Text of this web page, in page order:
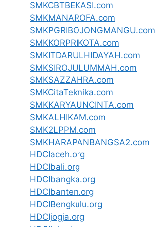
SMKCBTBEKASI.com
SMKMANAROFA.com
SMKPGRIBOJONGMANGU.com
SMKKORPRIKOTA.com
SMKITDARULHIDAYAH.com
SMKSIROJULUMMAH.com
SMKSAZZAHRA.com
SMKCitaTeknika.com
SMKKARYAUNCINTA.com
SMKALHIKAM.com
SMK2LPPM.com
SMKHARAPANBANGSA2.com
HDCIaceh.org
HDCIbali.org
HDCIbangka.org
HDCIbanten.org
HDCIBengkulu.org
HDCIjogja.org